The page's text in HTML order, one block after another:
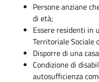
Persone anziane
di età;
Essere residenti in
Territoriale Sociale
Disporre di una
Condizione di
autosufficienza